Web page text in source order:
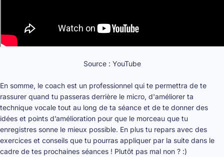
Source : YouTube
En somme, le coach est un professionnel qui te permettra de te
rassurer quand tu passeras derrière le micro, d'améliorer ta
technique vocale tout au long de ta séance et de te donner des
idées et points d’amélioration pour que le morceau que tu
enregistres sonne le mieux possible. En plus tu repars avec des
exercices et conseils que tu pourras appliquer par la suite dans le
cadre de tes prochaines séances ! Plutôt pas mal non ? :)